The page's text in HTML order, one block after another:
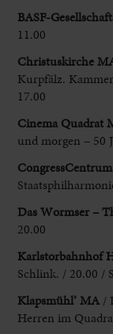
BASF-
11.00
Christuskirche
Kurpfälz.
17.00
Cinema Quadrat
und morgen – 50
Das Wormser –
20.00
Karlstorbahnhof
Schlink. / 20.00 /
Klapsmühl’ MA /
Herren im